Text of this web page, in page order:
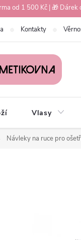
od 1 500 Kč | 🎁 Dárek
Kontakty
Vlasy
Návleky na ruce pro